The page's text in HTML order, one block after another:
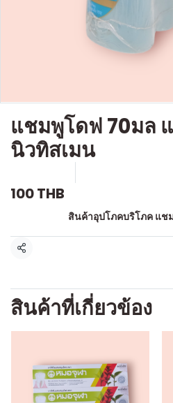
แชมพูโดฟ 70มล
นิวทิสเมน
100 THB
สินค้าอุปโภคบริโภค แช
แชร์
สินค้าที่เกี่ยวข้อง